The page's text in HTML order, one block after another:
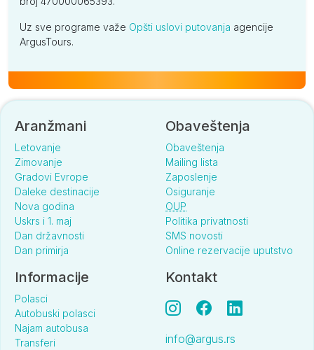
Uz sve programe važe Opšti uslovi putovanja agencije
ArgusTours.
Aranžmani
Letovanje
Zimovanje
Gradovi Evrope
Daleke destinacije
Nova godina
Uskrs i 1. maj
Dan državnosti
Dan primirja
Obaveštenja
Obaveštenja
Mailing lista
Zaposlenje
Osiguranje
OUP
Politika privatnosti
SMS novosti
Online rezervacije uputstvo
Informacije
Polasci
Autobuski polasci
Najam autobusa
Transferi
Kontakt
info@argus.rs